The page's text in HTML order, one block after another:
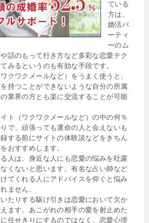
ている
方は、
婚活パ
ーティ
ーのム
話のもって行き方など多彩な恋愛テク
みるというのも有効な手段です。
クワクメールなど）をうまく使うと、
持つことができないような自分の所属
業界の方とも楽に交流することが可能
ト（ワクワクメールなど）の中の何％
で、頑張っても運命の人と会えないも
する前にサイトの体験談などをきちん
おすすめします。
人は、身近な人にも恋愛の悩みを吐露
くないと思います。有名な占い師など
てくれる人にアドバイスを仰ぐと悩み
ません。
たりする駆け引きは恋愛において欠か
ます。あこがれの相手の愛を射止めた
任せきりにするのではなく、恋愛心理